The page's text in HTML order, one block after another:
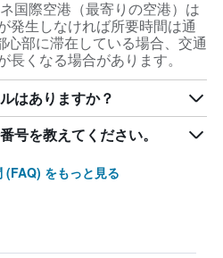
国際空港（最寄りの空港）は
発生しなければ所要時間は通
心部に滞在している場合、交通
くなる場合があります。
はありますか？
号を教えてください。
(FAQ) をもっと見る